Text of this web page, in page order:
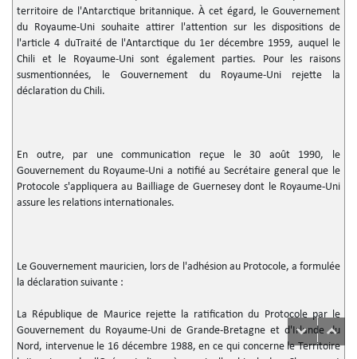
territoire de l'Antarctique britannique. À cet égard, le Gouvernement
du Royaume-Uni souhaite attirer l'attention sur les dispositions de
l'article 4 duTraité de l'Antarctique du 1er décembre 1959, auquel le
Chili et le Royaume-Uni sont également parties. Pour les raisons
susmentionnées, le Gouvernement du Royaume-Uni rejette la
déclaration du Chili.
En outre, par une communication reçue le 30 août 1990, le
Gouvernement du Royaume-Uni a notifié au Secrétaire general que le
Protocole s'appliquera au Bailliage de Guernesey dont le Royaume-Uni
assure les relations internationales.
Le Gouvernement mauricien, lors de l'adhésion au Protocole, a formulée
la déclaration suivante :
La République de Maurice rejette la ratification du Protocole par le
Gouvernement du Royaume-Uni de Grande-Bretagne et d'Irlande du
Nord, intervenue le 16 décembre 1988, en ce qui concerne le Territoire